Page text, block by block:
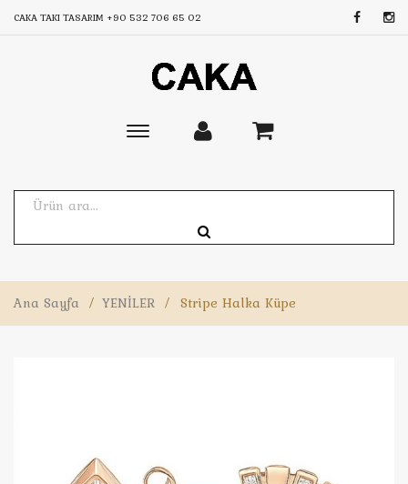
CAKA TAKI TASARIM +90 532 706 65 02
Toggle
Ana Sayfa / YENİLER / Stripe Halka Küpe